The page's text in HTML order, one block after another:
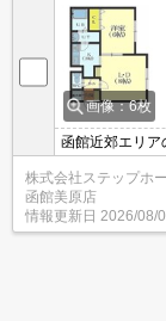
画像：6枚
函館近郊エリア
い。スマホや
ーネット無料！
できます！
株式会社ステップホ
函館美原店
情報更新日 2026/08/